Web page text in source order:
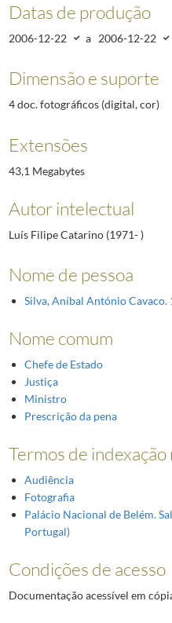
Datas de produção
2006-12-22 a 2006-12-22
Dimensão e suporte
4 doc. fotográficos (digital, cor)
Extensões
43,1 Megabytes
Autor intelectual
Luís Filipe Catarino (1971- )
Nome de pessoa
Silva, Aníbal António Cavaco.
Nome comum
Chefe de Estado
Justiça
Ministro
Prescrição da pena
Termos de
Audiência
Fotografia
Palácio Nacional de Belém.
Portugal)
Condições de acesso
Documentação acessível em